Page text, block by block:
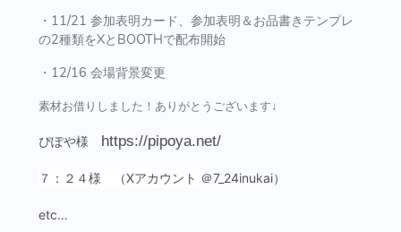
・11/21 参加表明カード、参加表明＆お品書きテンプレ
の2種類をXとBOOTHで配布開始
・12/16 会場背景変更
素材お借りしました！ありがとうございます↓
ぴぽや様 https://pipoya.net/
７：２４様 （Xアカウント ＠7_24inukai）
etc…